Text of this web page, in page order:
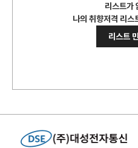
리스트가
나의 취향저격 리스
리스트